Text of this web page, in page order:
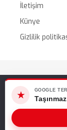
İletişim
Künye
Gizlilik
Tüm Hakları
Web sitemizde
kullanıyoruz.
★
GOOGLE